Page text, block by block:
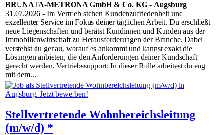
BRUNATA-METRONA GmbH & Co. KG - Augsburg
31.07.2026 - Im Vertrieb stehen Kundenzufriedenheit und
exzellenter Service im Fokus deiner täglichen Arbeit. Du erschließt
neue Liegenschaften und berätst Kundinnen und Kunden aus der
Immobilienwirtschaft zu Herausforderungen der Branche. Dabei
verstehst du genau, worauf es ankommt und kannst exakt die
Lösungen anbieten, die den Anforderungen deiner Kundschaft
gerecht werden. Vertriebssupport: In dieser Rolle arbeitest du eng
mit dem...
Stellvertretende Wohnbereichsleitung
(m/w/d) *